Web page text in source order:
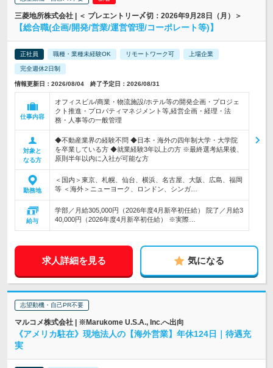
三菱地所株式会社 | ＜ プレエントリー〆切：2026年9月28日（月）＞
【総合職(企画/開発/営業/運営管理/コーポレート等)】
正社員 職種・業種未経験OK リモートワーク可 上場企業
完全週休2日制
情報更新日：2026/08/04 終了予定日：2026/08/31
仕事内容
オフィスビル/商業・物流施設/ホテル等の開発企画・プロジェ
クト推進・プロパティマネジメント等,経営企画・経理・法
務・人事等の一般管理
対象と
なる方
◆不動産業界の経験不問 ◆日本・海外の四年制大学・大学院
を卒業している方 ◆就業経験3年以上の方 ※最終選考結果後、
原則半年以内に入社が可能な方
勤務地
＜国内＞東京、札幌、仙台、横浜、名古屋、大阪、広島、福岡
等 ＜海外＞ニューヨーク、ロンドン、シンガ…
給与
学部／月給305,000円（2026年度4月新卒初任給） 院了／月給3
40,000円（2026年度4月新卒初任給） ※実際…
求人詳細を見る 気になる
志望動機・自己PR不要
マルコメ株式会社 | ※Marukome U.S.A., Inc.へ出向
《アメリカ駐在》現地法人の【海外営業】年休124日｜待遇充
実